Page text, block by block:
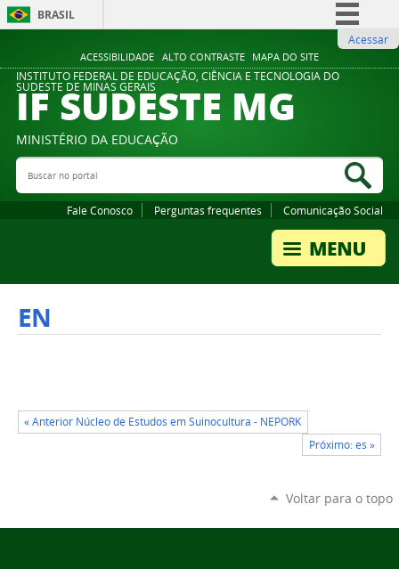
ACESSIBILIDADE ALTO CONTRASTE MAPA DO SITE
BRASIL
Comunica BR
Participe
Legislação
Acessar
INSTITUTO FEDERAL DE EDUCAÇÃO, CIÊNCIA E TECNOLOGIA DO
SUDESTE DE MINAS GERAIS
IF SUDESTE MG
MINISTÉRIO DA EDUCAÇÃO
Buscar no portal
Fale Conosco Perguntas frequentes Comunicação Social
EN
« Anterior Núcleo de Estudos em Suinocultura - NEPORK
Próximo: es »
Voltar para o topo